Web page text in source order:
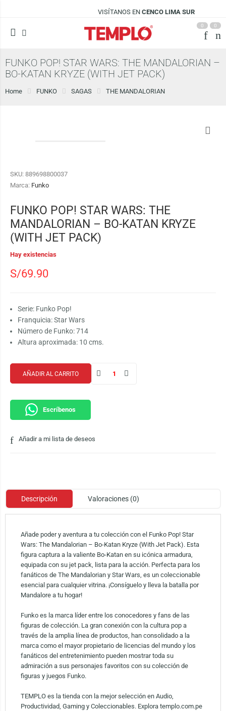
VISÍTANOS ENCENCO LIMA SUR
0 0
FUNKO POP! STAR WARS: THE MANDALORIAN –
BO-KATAN KRYZE (WITH JET PACK)
Home FUNKO SAGAS THE MANDALORIAN
SKU: 889698800037
Marca: Funko
FUNKO POP! STAR WARS: THE
MANDALORIAN – BO-KATAN KRYZE
(WITH JET PACK)
Hay existencias
S/69.90
Serie: Funko Pop!
Franquicia: Star Wars
Número de Funko: 714
Altura aproximada: 10 cms.
AÑADIR AL CARRITO
Escríbenos
Añadir a mi lista de deseos
Descripción Valoraciones (0)
Añade poder y aventura a tu colección con el Funko Pop! Star
Wars: The Mandalorian – Bo-Katan Kryze (With Jet Pack). Esta
figura captura a la valiente Bo-Katan en su icónica armadura,
equipada con su jet pack, lista para la acción. Perfecta para los
fanáticos de The Mandalorian y Star Wars, es un coleccionable
esencial para cualquier vitrina. ¡Consíguelo y lleva la batalla por
Mandalore a tu hogar!
Funko es la marca líder entre los conocedores y fans de las
figuras de colección. La gran conexión con la cultura pop a
través de la amplia línea de productos, han consolidado a la
marca como el mayor propietario de licencias del mundo y los
fanáticos del entretenimiento pueden mostrar toda su
admiración a sus personajes favoritos con su colección de
figuras y juegos Funko.
TEMPLO es la tienda con la mejor selección en Audio,
Productividad, Gaming y Coleccionables. Explora templo.com.pe